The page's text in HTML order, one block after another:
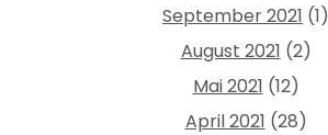
September 2021 (1)
August 2021 (2)
Mai 2021 (12)
April 2021 (28)